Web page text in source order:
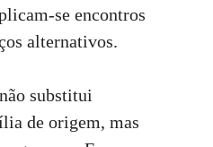
encontros
alternativos.
substitui
de origem, mas